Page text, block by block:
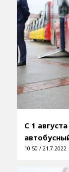
С 1
10:50 / 21.7.2022